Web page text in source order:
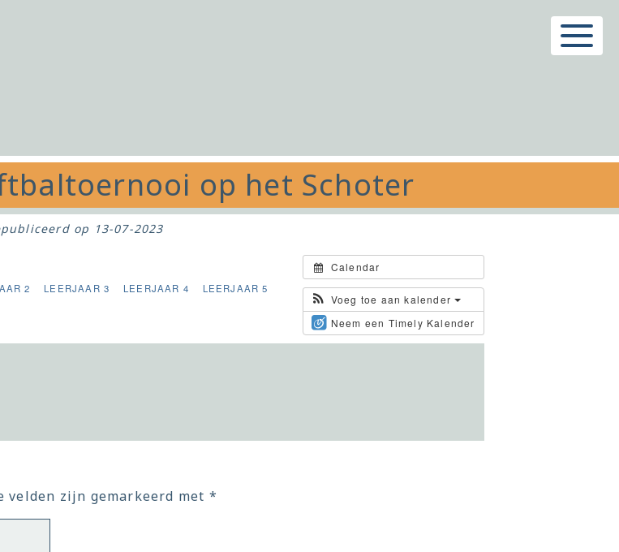
Menu
op het Schoter
op 13-07-2023
Calendar
Voeg toe aan kalender
Neem een Timely Kalender
2 LEERJAAR 3 LEERJAAR 4 LEERJAAR 5
velden zijn gemarkeerd met *